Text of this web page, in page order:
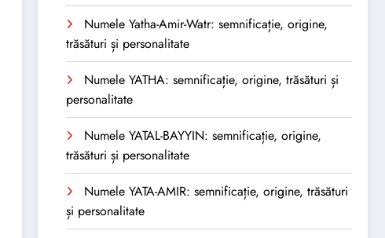
Numele Yatha-Amir-Watr: semnificație, origine,
trăsături și personalitate
Numele YATHA: semnificație, origine, trăsături și
personalitate
Numele YATAL-BAYYIN: semnificație, origine,
trăsături și personalitate
Numele YATA-AMIR: semnificație, origine, trăsături
și personalitate